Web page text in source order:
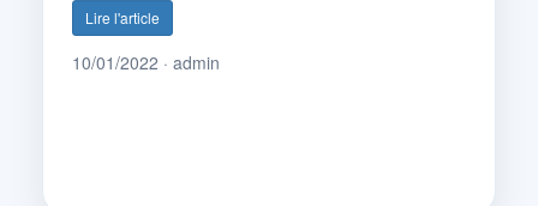
Lire l'article
10/01/2022 · admin